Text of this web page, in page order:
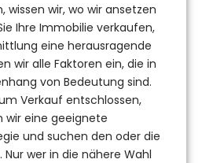
wissen wir, wo wir ansetzen
Ihre Immobilie verkaufen,
eine herausragende
wir alle Faktoren ein, die in
von Bedeutung sind.
Verkauf entschlossen,
wir eine geeignete
und suchen den oder die
wer in die nähere Wahl